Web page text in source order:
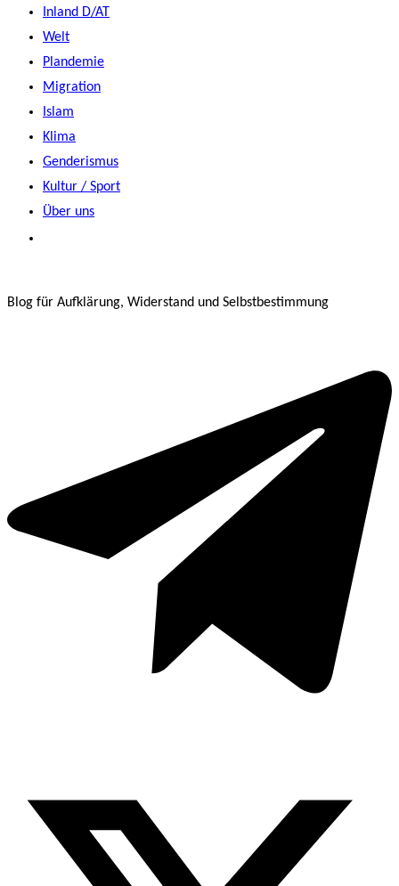
Inland D/AT
Welt
Plandemie
Migration
Islam
Klima
Genderismus
Kultur / Sport
Über uns
Blog für Aufklärung, Widerstand und Selbstbestimmung